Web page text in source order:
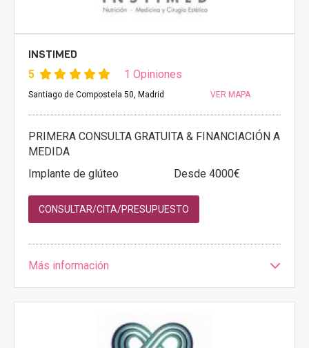
INSTIMED
5 1 Opiniones
Santiago de Compostela 50, Madrid VER MAPA
PRIMERA CONSULTA GRATUITA & FINANCIACIÓN A
MEDIDA
Implante de glúteo
Desde 4000€
CONSULTAR/CITA/PRESUPUESTO
Más información